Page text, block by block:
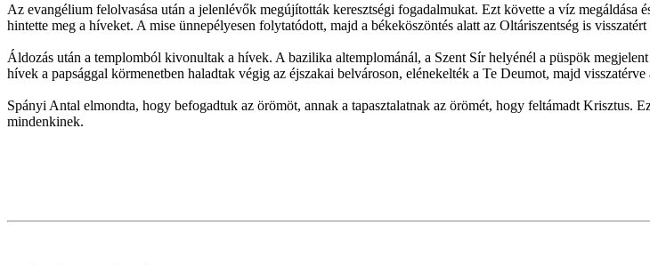
Az evangélium felolvasása után a jelenlévők megújították keresztségi fogadalmukat. Ezt követte a víz
hintette meg a híveket. A mise ünnepélyesen folytatódott, majd a békeköszöntés alatt az Oltáriszentség is
Áldozás után a templomból kivonultak a hívek. A bazilika altemplománál, a Szent Sír helyénél a püspök
hívek a papsággal körmenetben haladtak végig az éjszakai belvároson, elénekelték a Te Deumot, majd
Spányi Antal elmondta, hogy befogadtuk az örömöt, annak a tapasztalatnak az örömét, hogy feltámadt Krisztus.
mindenkinek.